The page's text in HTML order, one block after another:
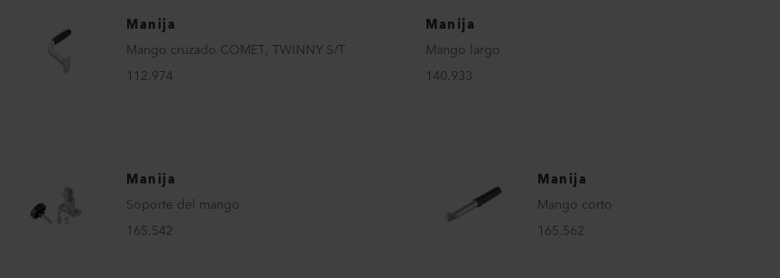
Manija
Mango cruzado COMET, TWINNY S/T
112.974
Manija
Mango largo
140.933
Manija
Soporte del mango
165.542
Manija
Mango corto
165.562